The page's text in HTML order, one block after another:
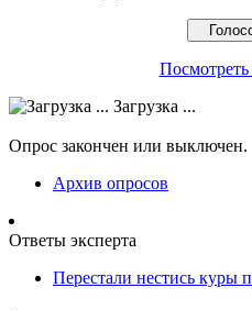
Посмотреть
Загрузка ...
Опрос закончен или выключен.
Архив опросов
Ответы эксперта
Перестали нестись куры